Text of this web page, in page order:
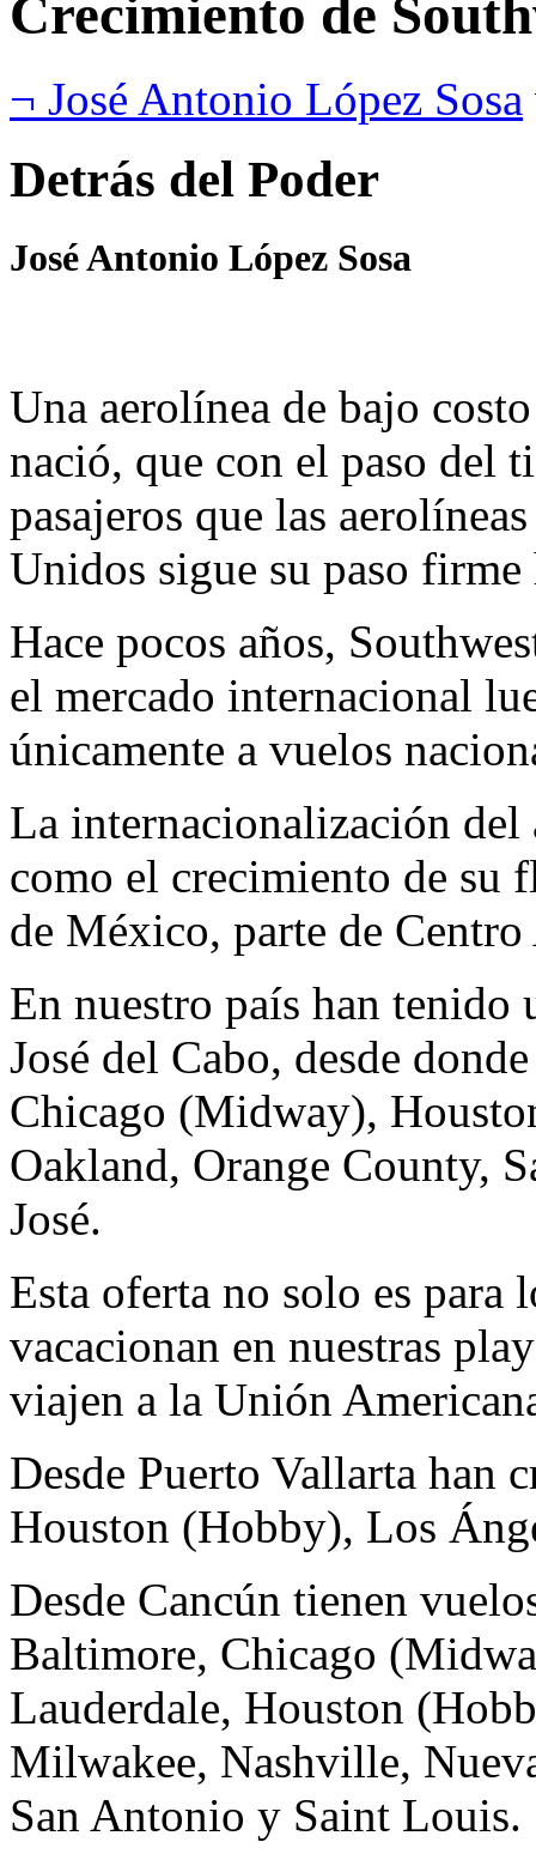
Crecimiento de
¬ José Antonio López Sosa
Detrás del Poder
José Antonio López Sosa
Una aerolínea de bajo
nació, que con el paso del
pasajeros que las
Unidos sigue su paso firme
Hace pocos años,
el mercado internacional
únicamente a vuelos
La internacionalización
como el crecimiento de su
de México, parte de
En nuestro país han tenido
José del Cabo, desde
Chicago (Midway),
Oakland, Orange County,
José.
Esta oferta no solo es para
vacacionan en nuestras
viajen a la Unión
Desde Puerto Vallarta han
Houston (Hobby), Los
Desde Cancún tienen
Baltimore, Chicago
Lauderdale, Houston
Milwakee, Nashville,
San Antonio y Saint Louis.